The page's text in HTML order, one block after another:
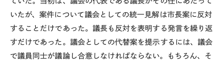
いたが、案件について議会としての統一見解は市長案に反対
することだけであった。議長も反対を表明する発言を繰り返
すだけであった。議会としての代替案を提示するには、議会
で議員同士が議論し合意しなければならない。もちろん、そ